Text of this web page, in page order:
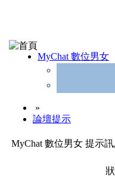
MyChat 數位男女
»
論壇提示
MyChat 數位男女 提示訊